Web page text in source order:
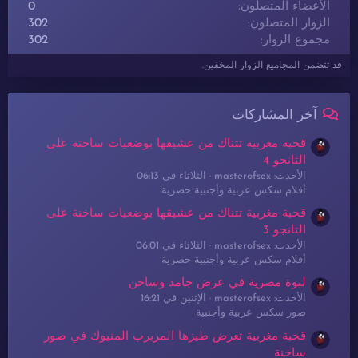
الأعضاء المتصلون
0
الزوار المتصلون
302
مجموع الزوار
302
قد تتضمن المجاميع الزوار المخفين.
آخر المشاركات
قحبة مغربية تتناك من عشيقها بوضعيات ساخنة على
التانجو 4
الأحدث: masterofsex
الثلاثاء في 06:13
أفلام سكس عربية وأجنبية حصرية
قحبة مغربية تتناك من عشيقها بوضعيات ساخنة على
التانجو 3
الأحدث: masterofsex
الثلاثاء في 06:01
أفلام سكس عربية وأجنبية حصرية
لبوة مصرية في عرض جامد وساخن
الأحدث: masterofsex
الإثنين في 16:21
صور سكس عربية وأجنبية
قحبة مغربية تعرض طيزها المربرب المنيوك في صور
ساخنة